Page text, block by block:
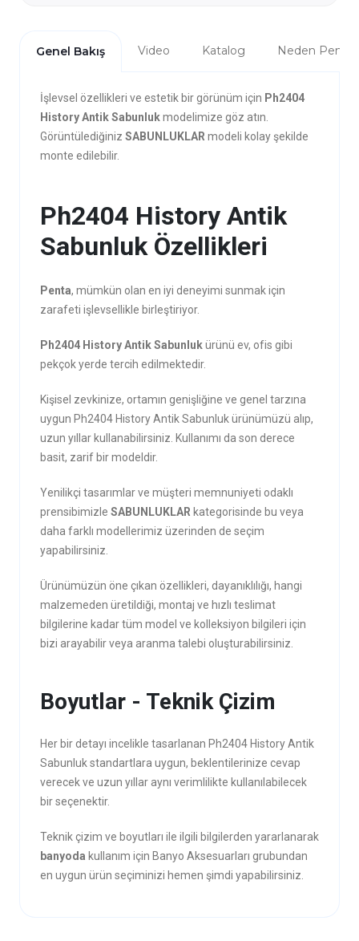
Genel Bakış Video Katalog Neden Penta?
İşlevsel özellikleri ve estetik bir görünüm için Ph2404
History Antik Sabunlukmodelimize göz atın.
Görüntülediğiniz SABUNLUKLAR modeli kolay şekilde
monte edilebilir.
Ph2404 History Antik
Sabunluk Özellikleri
Penta, mümkün olan en iyi deneyimi sunmak için
zarafeti işlevsellikle birleştiriyor.
Ph2404 History Antik Sabunlukürünü ev, ofis gibi
pekçok yerde tercih edilmektedir.
Kişisel zevkinize, ortamın genişliğine ve genel tarzına
uygun Ph2404 History Antik Sabunluk ürünümüzü alıp,
uzun yıllar kullanabilirsiniz. Kullanımı da son derece
basit, zarif bir modeldir.
Yenilikçi tasarımlar ve müşteri memnuniyeti odaklı
prensibimizle SABUNLUKLAR kategorisinde bu veya
daha farklı modellerimiz üzerinden de seçim
yapabilirsiniz.
Ürünümüzün öne çıkan özellikleri, dayanıklılığı, hangi
malzemeden üretildiği, montaj ve hızlı teslimat
bilgilerine kadar tüm model ve kolleksiyon bilgileri için
bizi arayabilir veya aranma talebi oluşturabilirsiniz.
Boyutlar - Teknik Çizim
Her bir detayı incelikle tasarlanan Ph2404 History Antik
Sabunluk standartlara uygun, beklentilerinize cevap
verecek ve uzun yıllar aynı verimlilikte kullanılabilecek
bir seçenektir.
Teknik çizim ve boyutları ile ilgili bilgilerden yararlanarak
banyoda kullanım için Banyo Aksesuarları grubundan
en uygun ürün seçiminizi hemen şimdi yapabilirsiniz.